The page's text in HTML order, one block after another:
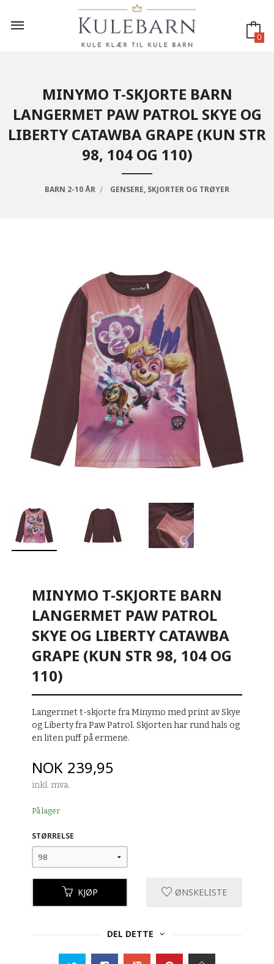
innholdet
0
MINYMO T-SKJORTE BARN
LANGERMET PAW PATROL SKYE OG
LIBERTY CATAWBA GRAPE (KUN STR
98, 104 OG 110)
BARN 2-10 ÅR GENSERE, SKJORTER OG TRØYER
MINYMO T-SKJORTE BARN
LANGERMET PAW PATROL
SKYE OG LIBERTY CATAWBA
GRAPE (KUN STR 98, 104 OG
110)
Langermet t-skjorte fra Minymo med print av Skye
og Liberty fra Paw Patrol. Skjorten har rund hals og
en liten puff på ermene.
Pris
NOK 239,95
inkl. mva.
På lager
STØRRELSE
KJØP ØNSKELISTE
DEL DETTE